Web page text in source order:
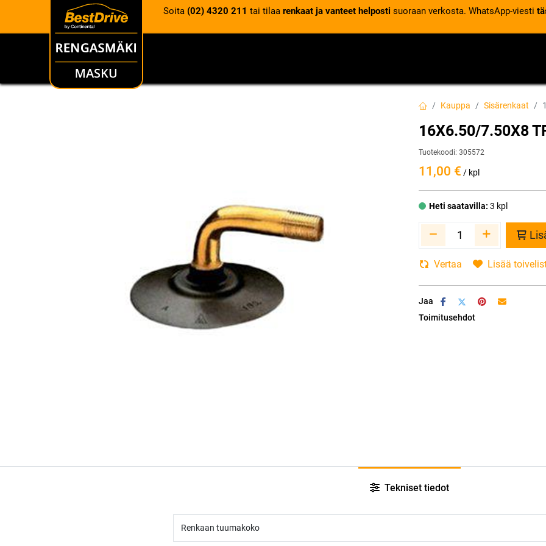
Soita (02) 4320 211 tai tilaa renkaat ja vanteet helposti suoraan verkosta. WhatsApp-viesti
RENKAAT
Kauppa Sisärenkaat
16X6.50/7.50X8
Tuotekoodi: 305572
11,00 € / kpl
Heti saatavilla: 3 kpl
Vertaa Lisää
Jaa
Toimitusehdot
Tekniset tiedot
Renkaan tuumakoko